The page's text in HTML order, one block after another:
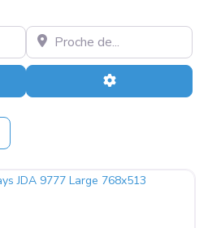
Proche de…
Advanced